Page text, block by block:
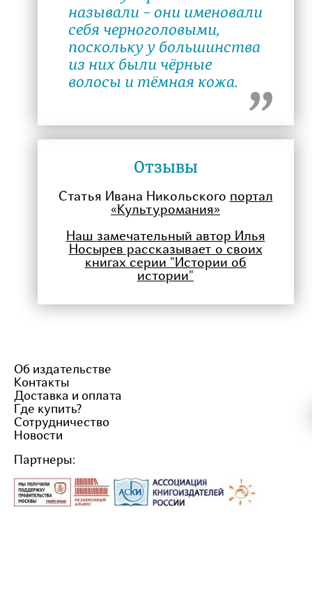
называли – они именовали
себя черноголовыми,
поскольку у большинства
из них были чёрные
волосы и тёмная кожа.
Отзывы
Статья Ивана Никольского портал
«Культуромания»
Наш замечательный автор Илья
Носырев рассказывает о своих
книгах серии "Истории об
истории"
Об издательстве
Контакты
Доставка и оплата
Где купить?
Сотрудничество
Новости
Партнеры: